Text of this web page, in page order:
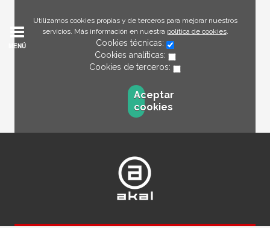
Utilizamos cookies propias y de terceros para mejorar nuestros
servicios. Más información en nuestra política de cookies.
Cookies técnicas:
Cookies analíticas:
Cookies de terceros:
Aceptar
cookies
MENÚ